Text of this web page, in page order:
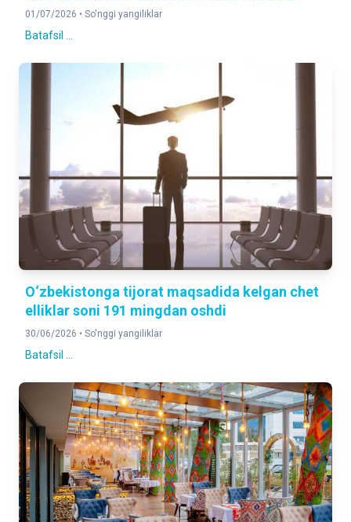
01/07/2026 • So'nggi yangiliklar
Batafsil ...
O‘zbekistonga tijorat maqsadida kelgan chet
elliklar soni 191 mingdan oshdi
30/06/2026 • So'nggi yangiliklar
Batafsil ...